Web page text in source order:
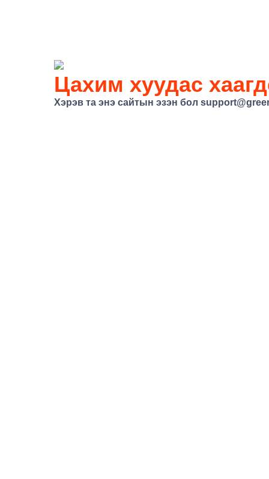
Цахим хуудас
Хэрэв та энэ сайтын эзэн бол